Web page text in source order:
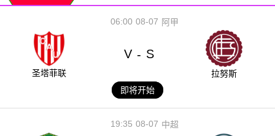
08-07
06:00 阿甲
圣塔菲联
V - S
拉努斯
即将开始
08-07
19:35 中超